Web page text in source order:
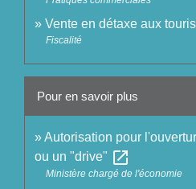
Vente en détaxe aux
Fiscalité
Pour en savoir plus
Autorisation pour
ou un "drive" open_in_new
Ministère chargé de l'économie